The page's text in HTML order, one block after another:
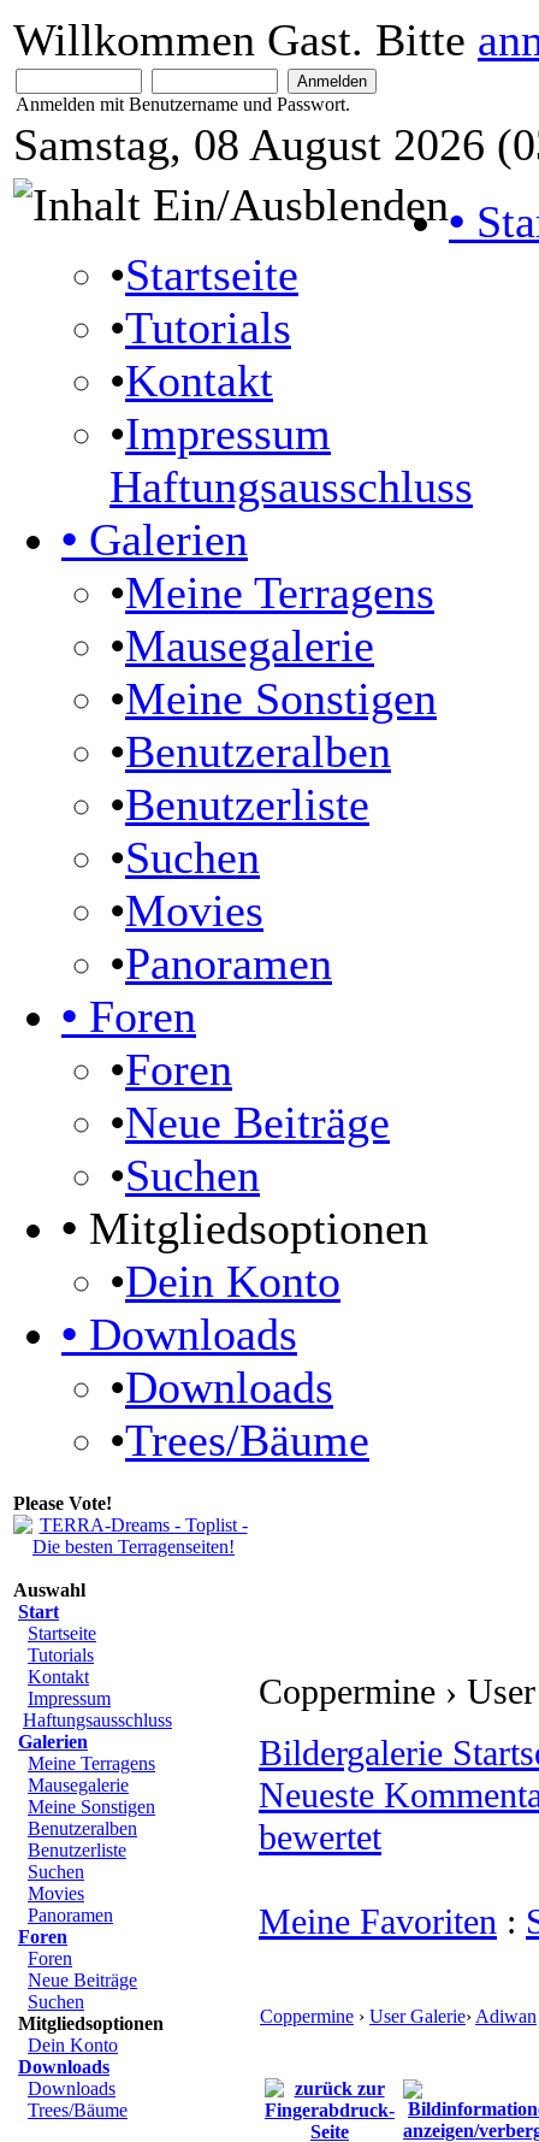
Willkommen Gast. Bitte
Anmelden mit Benutzername und Passwort.
Samstag, 08 August 2026
•
•Startseite
•Tutorials
•Kontakt
•Impressum
Haftungsausschluss
• Galerien
•Meine Terragens
•Mausegalerie
•Meine Sonstigen
•Benutzeralben
•Benutzerliste
•Suchen
•Movies
•Panoramen
• Foren
•Foren
•Neue Beiträge
•Suchen
• Mitgliedsoptionen
•Dein Konto
• Downloads
•Downloads
•Trees/Bäume
Please Vote!
Auswahl
Start
Startseite
Tutorials
Kontakt
Impressum
Haftungsausschluss
Galerien
Meine Terragens
Mausegalerie
Meine Sonstigen
Benutzeralben
Benutzerliste
Suchen
Movies
Panoramen
Foren
Foren
Neue Beiträge
Suchen
Mitgliedsoptionen
Dein Konto
Downloads
Downloads
Trees/Bäume
Coppermine ›
Bildergalerie
Neueste
bewertet
Meine Favoriten :
Coppermine › User Galerie› Adiwan